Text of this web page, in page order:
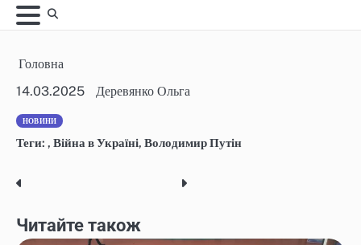
Skip
to
Головна
14.03.2025
Деревянко Ольга
НОВИНИ
Теги: , Війна в Україні, Володимир Путін
Post
navigation
Читайте також